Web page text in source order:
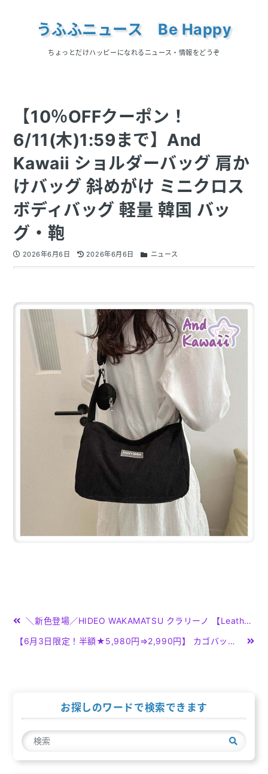
うふふニュース Be Happy
ちょっとだけハッピーになれるニュース・情報をどうぞ
【10％OFFクーポン！
6/11(木)1:59まで】And
Kawaii ショルダーバッグ 肩か
けバッグ 斜めがけ ミニクロス
ボディバッグ 軽量 韓国 バッ
グ・鞄
2026年6月6日 2026年6月6日 ニュース
投
稿
ー
シ
ョ
＼新色登場／HIDEO WAKAMATSU クラリーノ 【Leather-Style Kawaii Chic Shoulder】 ミニショルダー 大人のランドセル型ショルダー ミニサイズ 男女兼用 レディース メンズ ユニセックス クラリーノ ブラック キャメル レッド ミント ピンクベージュ 協和 正規品 日本製
【6月3日限定！半額★5,980円⇒2,990円】 カゴバック ショルダー かごバッグ ベージュ カジュアル 大容量 通勤 春 カゴバッグ レディース ショルダーバッグ ブラウン 夏 シンプル バッグ 大人かわいい 収納 旅行 斜めがけ ママバッグ
お探しのワードで検索できます
検
索